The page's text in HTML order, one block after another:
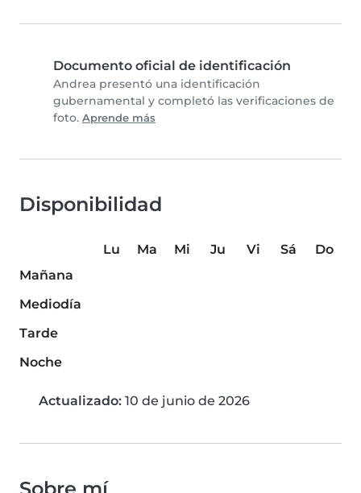
Documento oficial de identificación
Andrea presentó una identificación
gubernamental y completó las verificaciones de
foto. Aprende más
Disponibilidad
Lu Ma Mi Ju Vi Sá
Do
Mañana
Mediodía
Tarde
Noche
Actualizado: 10 de junio de 2026